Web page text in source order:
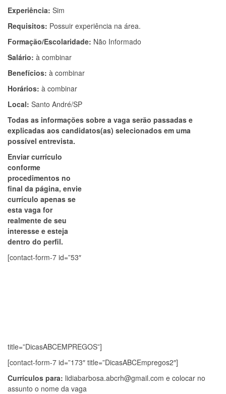
Experiência: Sim
Requisitos: Possuir experiência na área.
Formação/Escolaridade: Não Informado
Salário: à combinar
Benefícios: à combinar
Horários: à combinar
Local: Santo André/SP
Todas as informações sobre a vaga serão passadas e
explicadas aos candidatos(as) selecionados em uma
possível entrevista.
Enviar currículo
conforme
procedimentos no
final da página, envie
currículo apenas se
esta vaga for
realmente de seu
interesse e esteja
dentro do perfil.
[contact-form-7 id=”53″
title=”DicasABCEMPREGOS”]
[contact-form-7 id=”173″ title=”DicasABCEmpregos2″]
Currículos para: lidiabarbosa.abcrh@gmail.com e colocar no
assunto o nome da vaga